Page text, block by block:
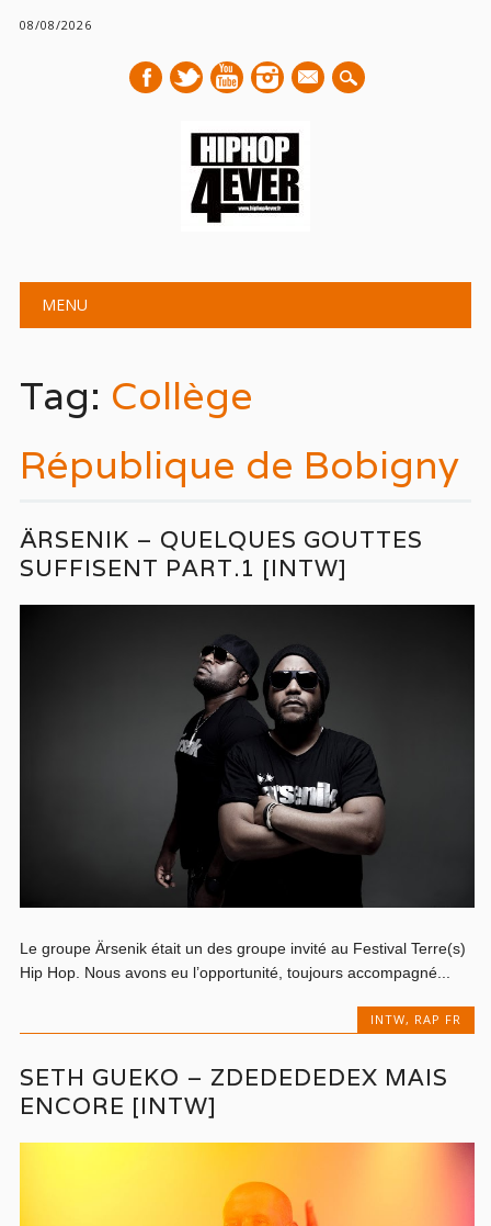
08/08/2026
mail
Main menu
MENU
Tag: Collège
République de Bobigny
ÄRSENIK – QUELQUES GOUTTES
SUFFISENT PART.1 [INTW]
Le groupe Ärsenik était un des groupe invité au Festival Terre(s)
Hip Hop. Nous avons eu l’opportunité, toujours accompagné...
INTW, RAP FR
SETH GUEKO – ZDEDEDEDEX MAIS
ENCORE [INTW]